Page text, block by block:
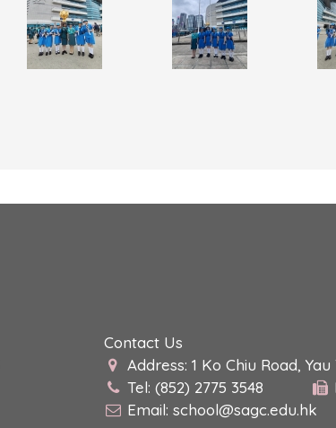
Contact Us
Address: 1 Ko Chiu Road,
Tel: (852) 2775 3548
Email: school@sagc.edu.hk